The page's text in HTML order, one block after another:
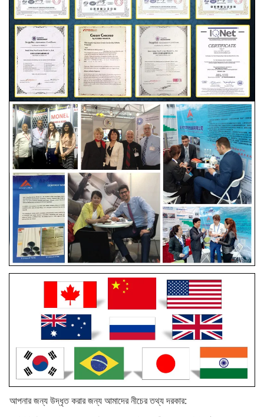
আপনার জন্য উদ্ধৃত করার জন্য আমাদের নীচের তথ্য দরকার: